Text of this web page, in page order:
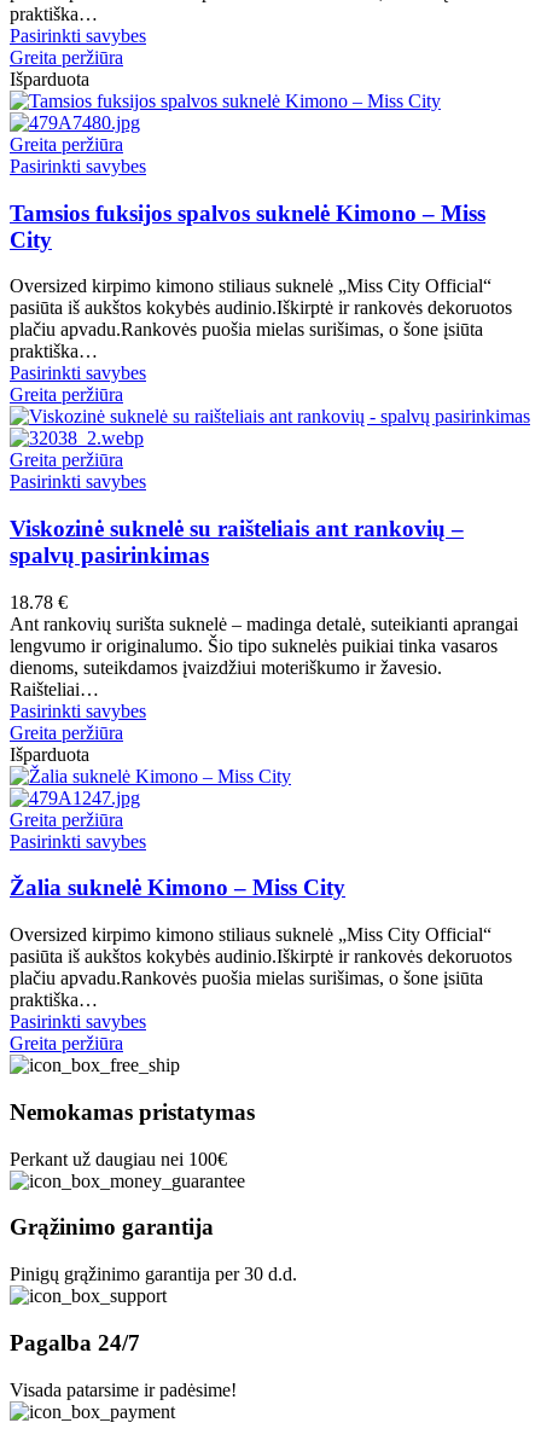
chosen
on
product
page
praktiška…
Pasirinkti savybesThis
multiple
options
be
chosen
product
page
Greita peržiūra
Išparduota
Greita peržiūra
Pasirinkti savybesThis
has
multiple
options
may
be
on
product
Tamsios fuksijos spalvos suknelė Kimono – Miss
City
Oversized kirpimo kimono stiliaus suknelė „Miss City Official“
pasiūta iš aukštos kokybės audinio.Iškirptė ir rankovės dekoruotos
plačiu apvadu.Rankovės puošia mielas surišimas, o šone įsiūta
praktiška…
Pasirinkti savybesThis
has
The
may
be
chosen
product
page
Greita peržiūra
Greita peržiūra
Pasirinkti savybesThis
has
multiple
variants.
may
be
chosen
the
Viskozinė suknelė su raišteliais ant rankovių –
spalvų pasirinkimas
18.78 €
Ant rankovių surišta suknelė – madinga detalė, suteikianti aprangai
lengvumo ir originalumo. Šio tipo suknelės puikiai tinka vasaros
dienoms, suteikdamos įvaizdžiui moteriškumo ir žavesio.
Raišteliai…
Pasirinkti savybesThis
multiple
options
be
on
the
product
Greita peržiūra
Išparduota
Greita peržiūra
Pasirinkti savybesThis
has
variants.
The
options
be
chosen
on
the
product
page
Žalia suknelė Kimono – Miss City
Oversized kirpimo kimono stiliaus suknelė „Miss City Official“
pasiūta iš aukštos kokybės audinio.Iškirptė ir rankovės dekoruotos
plačiu apvadu.Rankovės puošia mielas surišimas, o šone įsiūta
praktiška…
Pasirinkti savybesThis
has
variants.
The
options
may
be
chosen
on
product
page
Greita peržiūra
Nemokamas pristatymas
Perkant už daugiau nei 100€
Grąžinimo garantija
Pinigų grąžinimo garantija per 30 d.d.
Pagalba 24/7
Visada patarsime ir padėsime!